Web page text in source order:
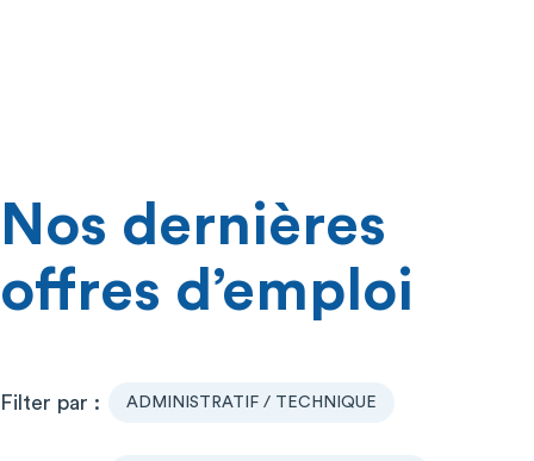
Nos dernières
offres d’emploi
ADMINISTRATIF / TECHNIQUE